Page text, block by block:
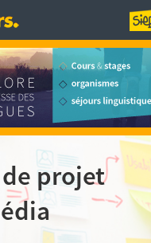
de projet